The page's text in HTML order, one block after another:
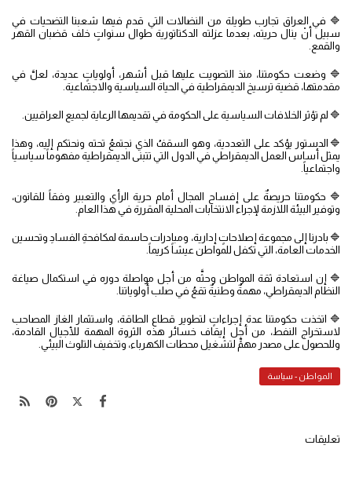
🔷 في العراق تجارب طويلة من النضالات التي قدم فيها شعبنا التضحيات في
سبيل أنْ ينال حريته، بعدما عزلته الدكتاتورية طوال سنواتٍ خلف قضبان القهر
والقمع.
🔷 وضعت حكومتنا، منذ التصويت عليها قبل أشهر، أولوياتٍ عديدة، لعلَّ في
مقدمتها، قضية ترسيخ الديمقراطية في الحياة السياسية والاجتماعية.
🔷 لم تؤثر الخلافات السياسية على الحكومة في تقديمها الرعاية لجميع العراقيين.
🔷الدستور يؤكد على التعددية، وهو السقفُ الذي نجتمعُ تحته ونحتكم إليه، وهذا
يمثل أساس العمل الديمقراطي في الدول التي تتبنى الديمقراطية مفهوماً سياسياً
واجتماعياً.
🔷 حكومتنا حريصةٌ على إفساح المجال أمام حرية الرأي والتعبير وفقاً للقانون،
وتوفير البيئة اللازمة لإجراء الانتخابات المحلية المقررة في هذا العام.
🔷 بادرنا إلى مجموعة إصلاحاتٍ إدارية، ومبادرات حاسمة لمكافحةِ الفسادِ وتحسين
الخدمات العامة، التي تكفل للمواطن عيشاً كريماً.
🔷 إن استعادة ثقة المواطن وحثَّه من أجل مواصلة دوره في استكمال صياغة
النظام الديمقراطي، مهمةٌ وطنيةٌ تقعُ في صلب أولوياتنا.
🔷 اتخذت حكومتنا عدة إجراءاتٍ لتطوير قطاع الطاقة، واستثمار الغاز المصاحب
لاستخراج النفط، من أجل إيقاف خسائر هذه الثروة المهمة للأجيال القادمة،
وللحصول على مصدر مهمٍّ لتشغيل محطات الكهرباء، وتخفيف التلوث البيئي.
المواطن - سياسة
تعليقات